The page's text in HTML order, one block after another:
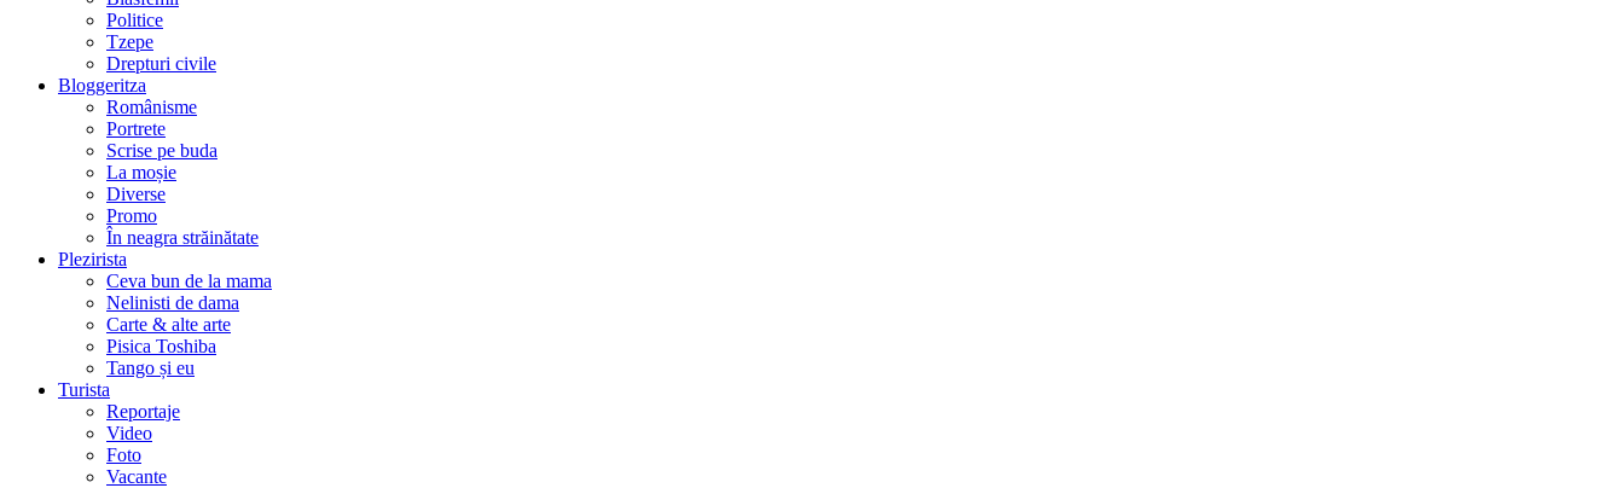
Politice
Tzepe
Drepturi civile
Bloggeritza
Românisme
Portrete
Scrise pe buda
La moșie
Diverse
Promo
În neagra străinătate
Plezirista
Ceva bun de la mama
Nelinisti de dama
Carte & alte arte
Pisica Toshiba
Tango și eu
Turista
Reportaje
Video
Foto
Vacante